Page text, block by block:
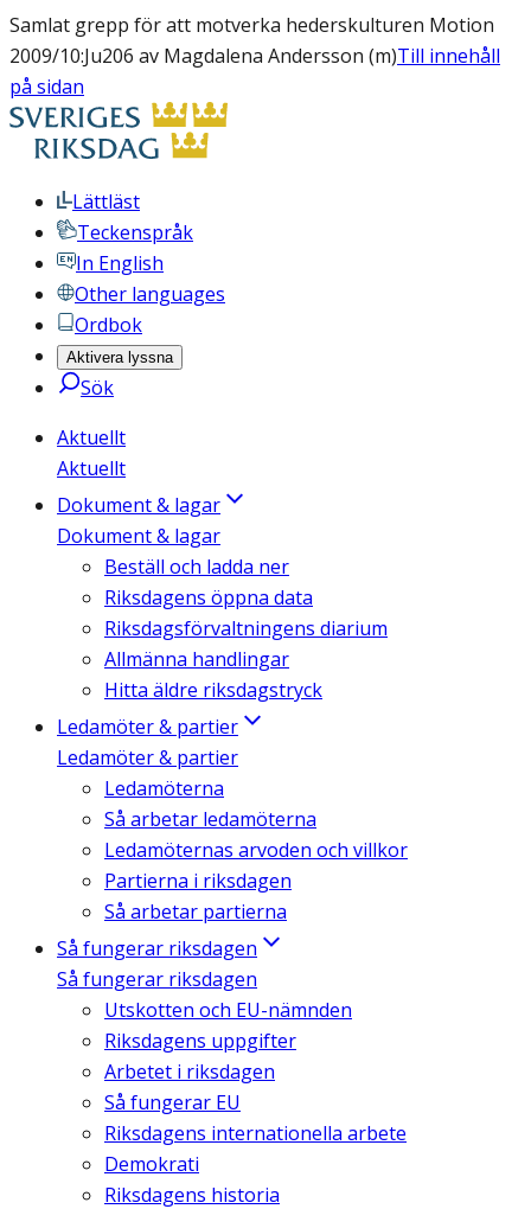
Samlat grepp för att motverka hederskulturen Motion
2009/10:Ju206 av Magdalena Andersson (m)Till innehåll
på sidan
Lättläst
Teckenspråk
In English
Other languages
Ordbok
Aktivera lyssna
Sök
Aktuellt
Aktuellt
Dokument & lagar
Dokument & lagar
Beställ och ladda ner
Riksdagens öppna data
Riksdagsförvaltningens diarium
Allmänna handlingar
Hitta äldre riksdagstryck
Ledamöter & partier
Ledamöter & partier
Ledamöterna
Så arbetar ledamöterna
Ledamöternas arvoden och villkor
Partierna i riksdagen
Så arbetar partierna
Så fungerar riksdagen
Så fungerar riksdagen
Utskotten och EU-nämnden
Riksdagens uppgifter
Arbetet i riksdagen
Så fungerar EU
Riksdagens internationella arbete
Demokrati
Riksdagens historia